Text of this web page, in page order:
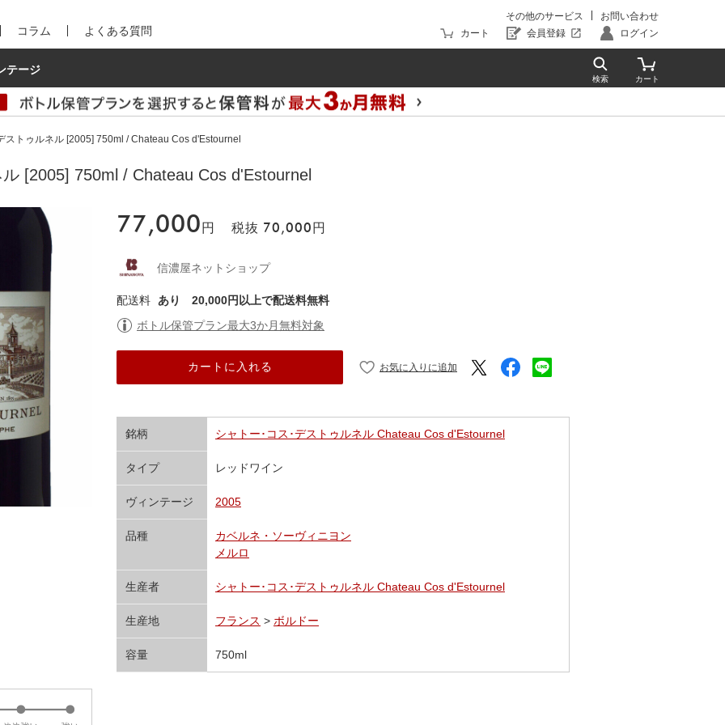
コラム よくある質問
その他のサービス
お問い合わせ
カート
会員登録 ログイン
テージ
ストゥルネル [2005] 750ml / Chateau Cos d'Estournel
[2005] 750ml / Chateau Cos d'Estournel
77,000 円 税抜 70,000 円
信濃屋ネットショップ
配送料 あり
20,000円以上で配送料無料
ボトル保管プラン最大3か月無料対象
カートに入れる
銘柄 シャトー･コス･デストゥルネル Chateau Cos d'Estournel
タイプ レッドワイン
ヴィンテージ 2005
品種
カベルネ・ソーヴィニヨン
メルロ
生産者 シャトー･コス･デストゥルネル Chateau Cos d'Estournel
生産地 フランス > ボルドー
容量 750ml